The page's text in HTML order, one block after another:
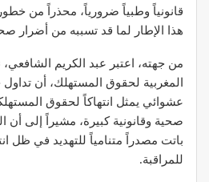
قانونياً وطبياً ضرورياً، محذراً من
هذا الإطار لما قد تسببه من أضرار
من جهته، اعتبر عبد الكريم
المغربية لحقوق المستهلك، أن
عشوائي يمثل انتهاكاً لحقوق
صحية وقانونية كبيرة، مشيراً إلى أن
باتت مصدراً متنامياً للتهديد في ظل
للمراقبة.